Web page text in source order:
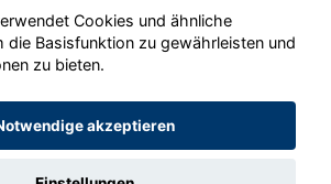
GmbH 2020 - 2026
Cookies und ähnliche
die Basisfunktion zu gewährleisten und
zu bieten.
akzeptieren